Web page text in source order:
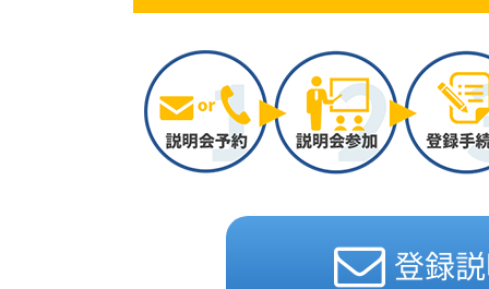
登録
作業内容
イベントスタッフ 会場
勤務地
一都三県
詳細情報
・会場での列整理 ・
このお仕事を詳